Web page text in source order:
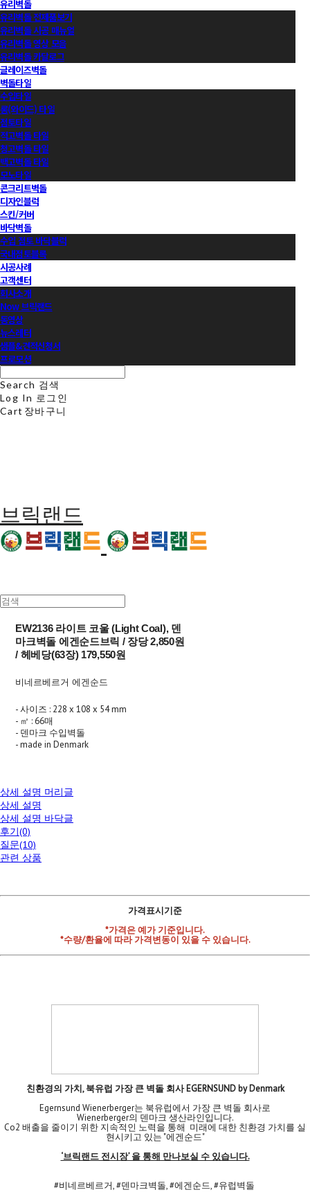
유리벽돌
유리벽돌 전제품보기
유리벽돌 시공 매뉴얼
유리벽돌 영상 모음
유리벽돌 카달로그
글레이즈벽돌
벽돌타일
수입타일
롱(와이드) 타일
점토타일
적고벽돌 타일
청고벽돌 타일
백고벽돌 타일
모노타일
콘크리트벽돌
디자인블럭
스킨/커버
바닥벽돌
수입 점토 바닥블럭
국내점토블록
시공사례
고객센터
회사소개
Now 브릭랜드
동영상
뉴스레터
샘플&견적신청서
프로모션
Search 검색
Log In 로그인
Cart 장바구니
브릭랜드
EW2136 라이트 코울 (Light Coal), 덴
마크벽돌 에겐순드브릭 / 장당 2,850원
/ 헤베당(63장) 179,550원
비네르베르거 에겐순드
- 사이즈 : 228 x 108 x 54 mm
- ㎡ : 66매
- 덴마크 수입벽돌
- made in Denmark
상세 설명 머리글
상세 설명
상세 설명 바닥글
후기(0)
질문(10)
관련 상품
가격표시기준
*가격은 예가 기준입니다.
*수량/환율에 따라 가격변동이 있을 수 있습니다.
친환경의 가치, 북유럽 가장 큰 벽돌 회사 EGERNSUND by Denmark
Egernsund Wienerberger는 북유럽에서 가장 큰 벽돌 회사로
Wienerberger의 덴마크 생산라인입니다.
Co2 배출을 줄이기 위한 지속적인 노력을 통해 미래에 대한 친환경 가치를 실
현시키고 있는 "에겐순드"
‘브릭랜드 전시장’ 을 통해 만나보실 수 있습니다.
#비네르베르거, #덴마크벽돌, #에겐순드, #유럽벽돌